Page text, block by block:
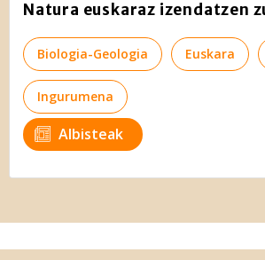
Natura euskaraz izendatzen
Biologia-Geologia Euskara
Ingurumena
Albisteak